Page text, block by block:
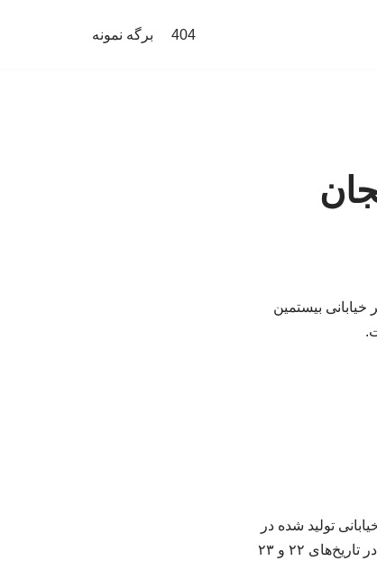
404 برگه نمونه
خیابانی بیستمین
تولید شده در
کارگاه «افق مقاومت» بیستمین جشنواره بین‌المللی تئاتر مقاومت با حضور گروه‌های منتخب تئاتری در تاریخ‌های ۲۲ و ۲۳